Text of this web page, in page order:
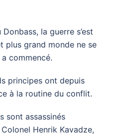
la guerre s’est
plus grand monde ne se
commencé.
principes ont depuis
à la routine du conflit.
sont assassinés
Henrik Kavadze,